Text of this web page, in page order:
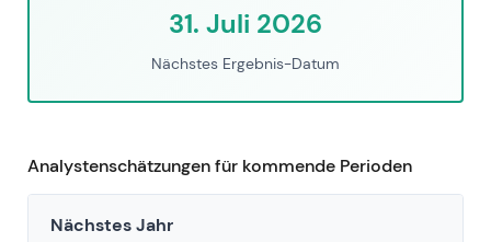
31. Juli 2026
Nächstes Ergebnis-Datum
Analystenschätzungen für kommende Perioden
Nächstes Jahr